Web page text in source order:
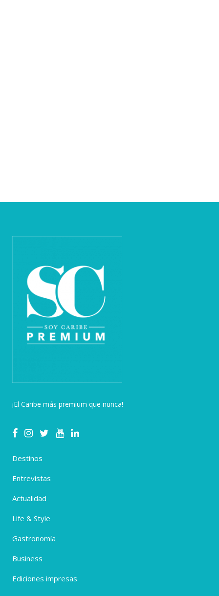
¡El Caribe más premium que nunca!
Destinos
Entrevistas
Actualidad
Life & Style
Gastronomía
Business
Ediciones impresas